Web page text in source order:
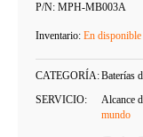
P/N: MPH-MB003A
Inventario: En disponible
CATEGORÍA:Baterías
SERVICIO:
Alcance
mundo